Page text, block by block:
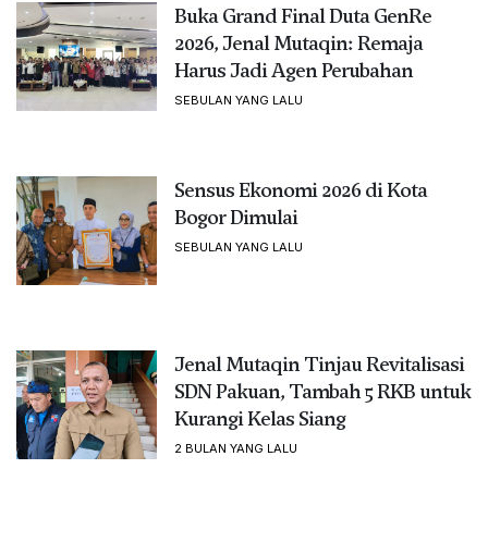
Buka Grand Final Duta GenRe
2026, Jenal Mutaqin: Remaja
Harus Jadi Agen Perubahan
SEBULAN YANG LALU
Sensus Ekonomi 2026 di Kota
Bogor Dimulai
SEBULAN YANG LALU
Jenal Mutaqin Tinjau Revitalisasi
SDN Pakuan, Tambah 5 RKB untuk
Kurangi Kelas Siang
2 BULAN YANG LALU